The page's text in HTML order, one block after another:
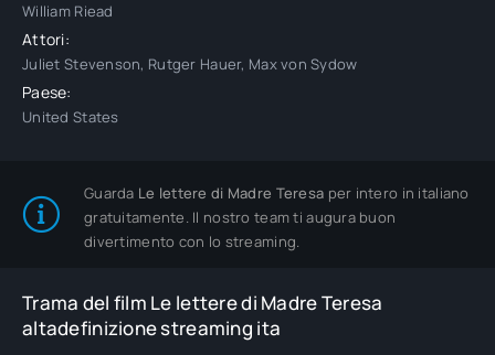
William Riead
Attori:
Juliet Stevenson, Rutger Hauer, Max von Sydow
Paese:
United States
Guarda Le lettere di Madre Teresa per intero in italiano
gratuitamente. Il nostro team ti augura buon
divertimento con lo streaming.
Trama del film Le lettere di Madre Teresa
altadefinizione streaming ita